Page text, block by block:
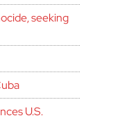
seeking
U.S.